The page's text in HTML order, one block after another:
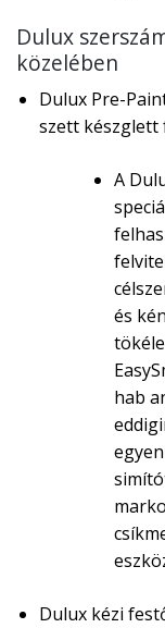
Dulux
közelében
Dulux Pre-
szett készglett
A
és
hab
Dulux kézi